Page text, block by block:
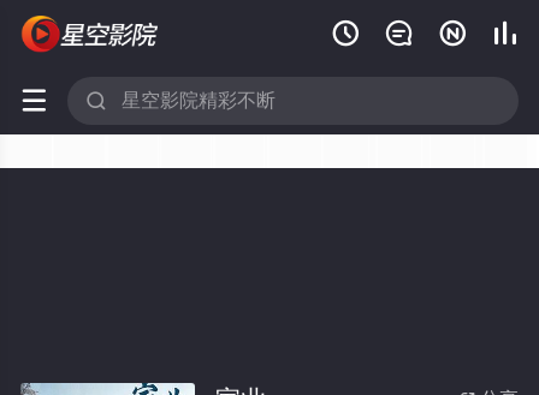
   
 